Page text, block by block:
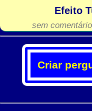
Efeito
sem
Criar